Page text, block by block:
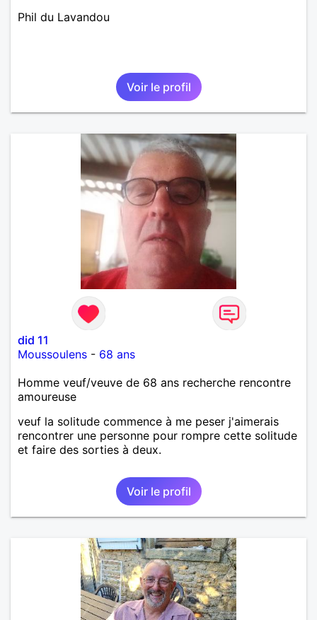
Phil du Lavandou
Voir le profil
did 11
Moussoulens - 68 ans
Homme veuf/veuve de 68 ans recherche rencontre
amoureuse
veuf la solitude commence à me peser j'aimerais
rencontrer une personne pour rompre cette solitude
et faire des sorties à deux.
Voir le profil